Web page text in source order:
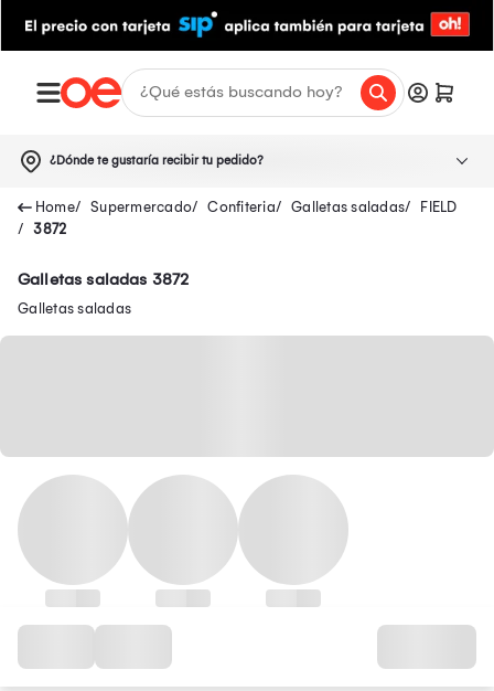
¿Dónde te gustaría recibir tu pedido?
Supermercado Confiteria Galletas saladas
FIELD
3872
Galletas saladas 3872
Galletas saladas